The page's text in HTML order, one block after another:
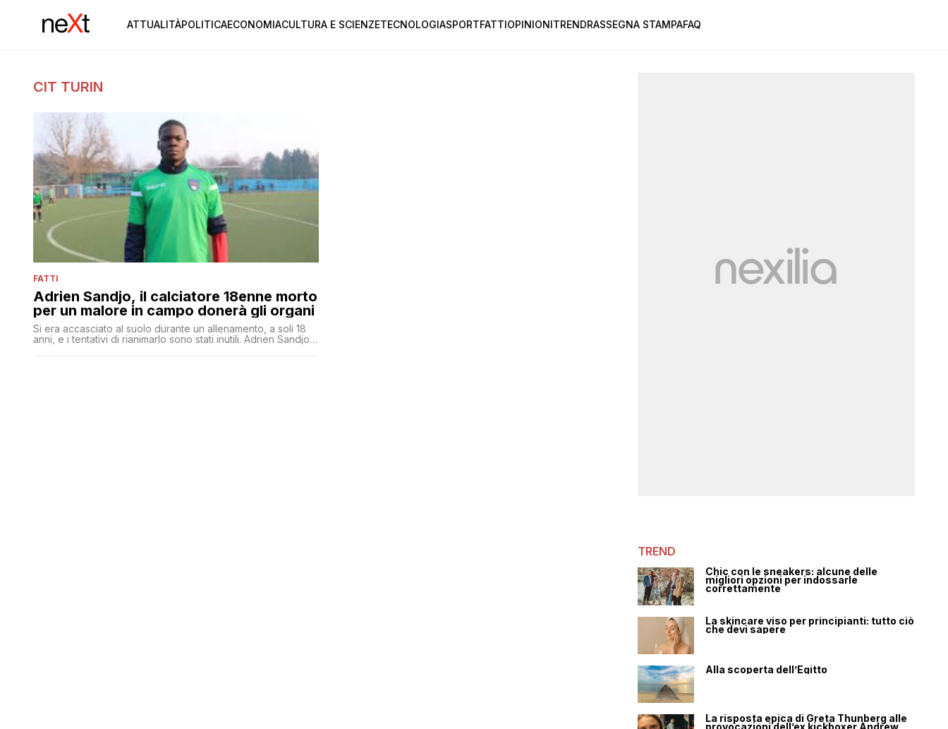
ATTUALITÀPOLITICAECONOMIACULTURA E SCIENZETECNOLOGIASPORTFATTIOPINIONITRENDRASSEGNA STAMPAFAQ
CIT TURIN
FATTI
Adrien Sandjo, il calciatore 18enne morto
per un malore in campo donerà gli organi
Si era accasciato al suolo durante un allenamento, a soli 18
anni, e i tentativi di rianimarlo sono stati inutili. Adrien Sandjo,
TREND
Chic con le sneakers: alcune delle
migliori opzioni per indossarle
correttamente
La skincare viso per principianti: tutto ciò
che devi sapere
Alla scoperta dell’Egitto
La risposta epica di Greta Thunberg alle
provocazioni dell’ex kickboxer Andrew